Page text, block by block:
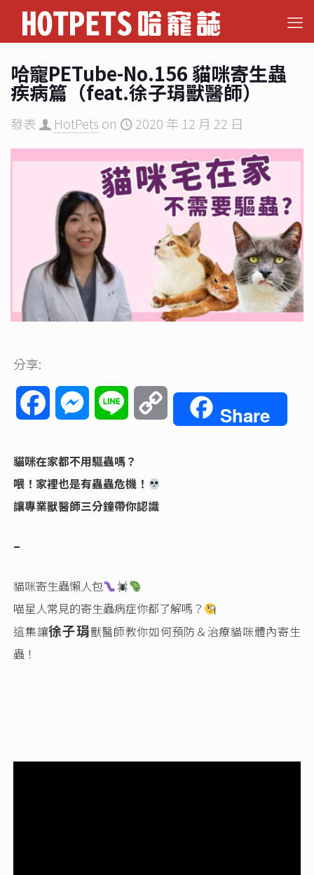
哈寵PETube-No.156 貓咪寄生蟲
疾病篇（feat.徐子琄獸醫師）
發表 HotPets on 2020 年 12 月 22 日
分享:
FacebookMessenger
Line
Copy
Share
貓咪在家都不用驅蟲嗎？
喂！家裡也是有蟲蟲危機！
讓專業獸醫師三分鐘帶你認識
–
貓咪寄生蟲懶人包
喵星人常見的寄生蟲病症你都了解嗎？
這集讓徐子琄獸醫師教你如何預防＆治療貓咪體內寄生
蟲！